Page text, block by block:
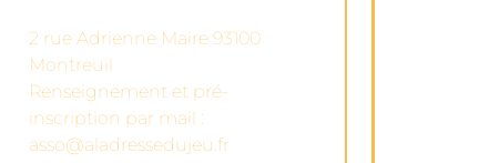
2 rue Adrienne Maire 93100
Montreuil
Renseignement et pré-
inscription par mail :
asso@aladressedujeu.fr